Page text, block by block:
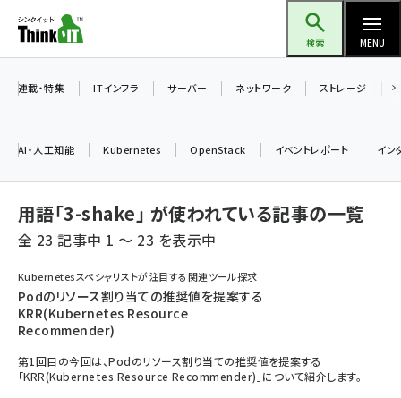
ン
ツ
検索 MENU
ai (2493)
加藤銘のチーム貢献～仲間と築いた勝利の絆～ (2314)
iot女子会 (2279)
北海道をのんびり旅する晴山佳須夫のヒント集！ (2034)
drupal (1955)
genai (1483)
連載・特集 ITインフラ サーバー ネットワーク ストレージ
AI・人工知能 Kubernetes OpenStack イベントレポート イン
用語「3-shake」 が使われている記事の一覧
全 23 記事中 1 ～ 23 を表示中
Kubernetesスペシャリストが注目する関連ツール探求
Podのリソース割り当ての推奨値を提案する
KRR(Kubernetes Resource
Recommender)
第1回目の今回は、Podのリソース割り当ての推奨値を提案する
「KRR(Kubernetes Resource Recommender)」について紹介します。